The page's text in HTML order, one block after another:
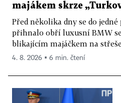
majákem skrze
Před několika dny se do
přihnalo obří luxusní BMW
blikajícím majáčkem na
4. 8. 2026 ▪ 6 min. čtení